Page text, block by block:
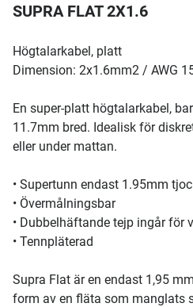
SUPRA FLAT 2X1.6
Högtalarkabel, platt
Dimension: 2x1.6mm2 / AWG
En super-platt högtalarkabel,
11.7mm bred. Idealisk för
eller under mattan.
• Supertunn endast 1.95mm
• Övermålningsbar
• Dubbelhäftande tejp ingår för
• Tennpläterad
Supra Flat är en endast 1,95
form av en fläta som manglats